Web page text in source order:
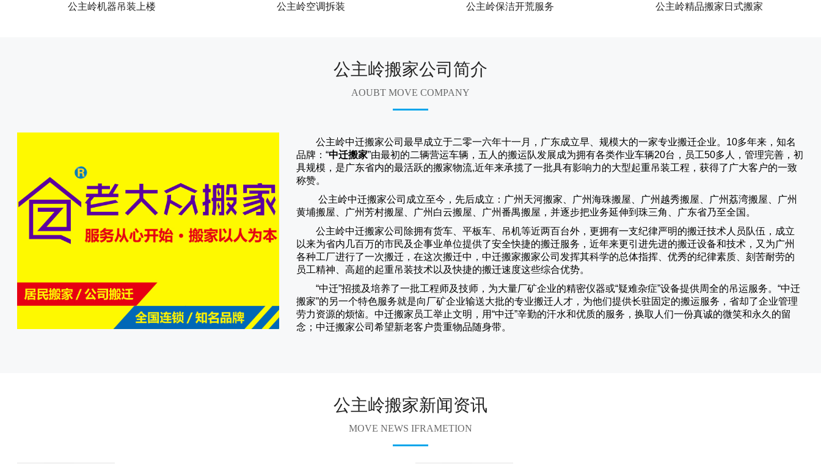
公主岭机器吊装上楼 公主岭空调拆装 公主岭保洁开荒服务 公主岭精品搬家日式搬家
公主岭搬家公司简介
AOUBT MOVE COMPANY
公主岭中迁搬家公司最早成立于二零一六年十一月，广东成立早、规模大的一家专业搬迁企业。10多年来，知名
品牌：“中迁搬家”由最初的二辆营运车辆，五人的搬运队发展成为拥有各类作业车辆20台，员工50多人，管理完善，初
具规模，是广东省内的最活跃的搬家物流,近年来承揽了一批具有影响力的大型起重吊装工程，获得了广大客户的一致
称赞。
公主岭中迁搬家公司成立至今，先后成立：广州天河搬家、广州海珠搬屋、广州越秀搬屋、广州荔湾搬屋、广州
黄埔搬屋、广州芳村搬屋、广州白云搬屋、广州番禺搬屋，并逐步把业务延伸到珠三角、广东省乃至全国。
公主岭中迁搬家公司除拥有货车、平板车、吊机等近两百台外，更拥有一支纪律严明的搬迁技术人员队伍，成立
以来为省内几百万的市民及企事业单位提供了安全快捷的搬迁服务，近年来更引进先进的搬迁设备和技术，又为广州
各种工厂进行了一次搬迁，在这次搬迁中，中迁搬家搬家公司发挥其科学的总体指挥、优秀的纪律素质、刻苦耐劳的
员工精神、高超的起重吊装技术以及快捷的搬迁速度这些综合优势。
“中迁”招揽及培养了一批工程师及技师，为大量厂矿企业的精密仪器或“疑难杂症”设备提供周全的吊运服务。“中迁
搬家”的另一个特色服务就是向厂矿企业输送大批的专业搬迁人才，为他们提供长驻固定的搬运服务，省却了企业管理
劳力资源的烦恼。中迁搬家员工举止文明，用“中迁”辛勤的汗水和优质的服务，换取人们一份真诚的微笑和永久的留
念；中迁搬家公司希望新老客户贵重物品随身带。
公主岭搬家新闻资讯
MOVE NEWS IFRAMETION